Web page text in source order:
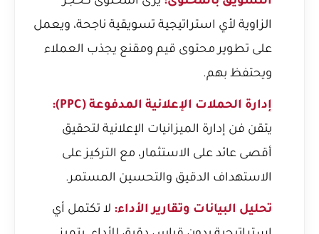
الزاوية لأي استراتيجية تسويقية ناجحة، ويعمل
على تطوير محتوى قيم ومقنع يجذب العملاء
ويحتفظ بهم.
إدارة الحملات الإعلانية المدفوعة (PPC):
يتقن فن إدارة الميزانيات الإعلانية لتحقيق
أقصى عائد على الاستثمار، مع التركيز على
الاستهداف الدقيق والتحسين المستمر.
تحليل البيانات وتقارير الأداء: لا تكتمل أي